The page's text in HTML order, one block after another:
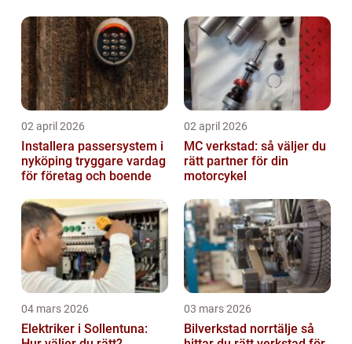
02 april 2026
Installera passersystem i
nyköping tryggare vardag
för företag och boende
02 april 2026
MC verkstad: så väljer du
rätt partner för din
motorcykel
04 mars 2026
Elektriker i Sollentuna:
03 mars 2026
Bilverkstad norrtälje så